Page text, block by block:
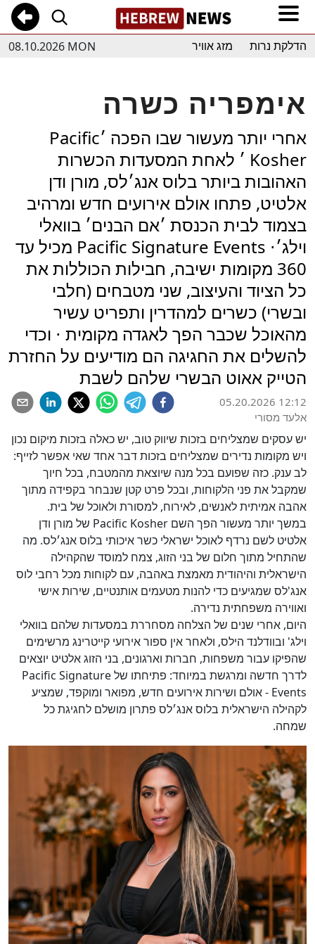
08.10.2026 MON הדלקת נרות מזג אוויר
אימפריה כשרה
אחרי יותר מעשור שבו הפכה ׳Pacific
Kosher ׳ לאחת המסעדות הכשרות
האהובות ביותר בלוס אנג׳לס, מורן ודן
אלטיט, פתחו אולם אירועים חדש ומרהיב
בצמוד לבית הכנסת ׳אם הבנים׳ בוואלי
וילג׳⋅ Pacific Signature Events מכיל עד
360 מקומות ישיבה, חבילות הכוללות את
כל הציוד והעיצוב, שני מטבחים (חלבי
ובשרי) כשרים למהדרין ותפריט עשיר
מהאוכל שכבר הפך לאגדה מקומית ⋅ וכדי
להשלים את החגיגה הם מודיעים על החזרת
הטייק אאוט הבשרי שלהם לשבת
05.20.2026 12:12
אלעד מסורי
יש עסקים שמצליחים בזכות שיווק טוב, יש כאלה בזכות מיקום נכון
ויש מקומות נדירים שמצליחים בזכות דבר אחד שאי אפשר לזייף:
לב ענק. כזה שפועם בכל מנה שיוצאת מהמטבח, בכל חיוך
שמקבל את פני הלקוחות, ובכל פרט קטן שנבחר בקפידה מתוך
אהבה אמיתית לאנשים, לאירוח, למסורת ולאוכל של בית.
במשך יותר מעשור הפך השם Pacific Kosher של מורן ודן
אלטיט לשם נרדף לאוכל ישראלי כשר איכותי בלוס אנג׳לס. מה
שהתחיל מתוך חלום של בני הזוג, צמח למוסד שהקהילה
הישראלית והיהודית מאמצת באהבה, עם לקוחות מכל רחבי לוס
אנג'לס שמגיעים כדי להנות מטעמים אותנטיים, שירות אישי
ואווירה משפחתית נדירה.
היום, אחרי שנים של הצלחה מסחררת במסעדות שלהם בוואלי
וילג' ובוודלנד הילס, ולאחר אין ספור אירועי קייטרינג מרשימים
שהפיקו עבור משפחות, חברות וארגונים, בני הזוג אלטיט יוצאים
לדרך חדשה ומרגשת במיוחד: פתיחתו של Pacific Signature
Events - אולם ושירות אירועים חדש, מפואר ומוקפד, שמציע
לקהילה הישראלית בלוס אנג׳לס פתרון מושלם לחגיגת כל
שמחה.